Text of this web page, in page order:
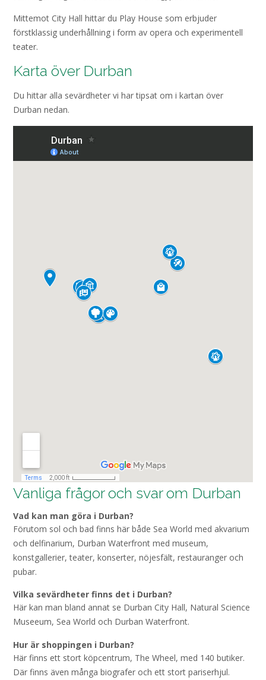
Mittemot City Hall hittar du Play House som erbjuder
förstklassig underhållning i form av opera och experimentell
teater.
Karta över Durban
Du hittar alla sevärdheter vi har tipsat om i kartan över
Durban nedan.
Vanliga frågor och svar om Durban
Vad kan man göra i Durban?
Förutom sol och bad finns här både Sea World med akvarium
och delfinarium, Durban Waterfront med museum,
konstgallerier, teater, konserter, nöjesfält, restauranger och
pubar.
Vilka sevärdheter finns det i Durban?
Här kan man bland annat se Durban City Hall, Natural Science
Museeum, Sea World och Durban Waterfront.
Hur är shoppingen i Durban?
Här finns ett stort köpcentrum, The Wheel, med 140 butiker.
Där finns även många biografer och ett stort pariserhjul.